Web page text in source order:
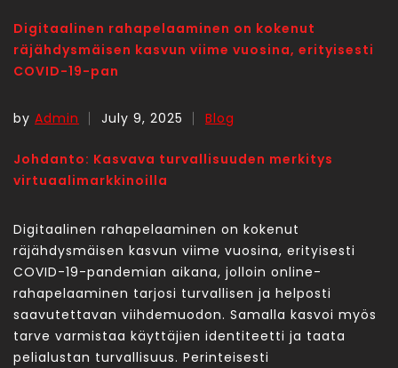
Digitaalinen rahapelaaminen on kokenut
räjähdysmäisen kasvun viime vuosina, erityisesti
COVID-19-pan
by Admin July 9, 2025 Blog
Johdanto: Kasvava turvallisuuden merkitys
virtuaalimarkkinoilla
Digitaalinen rahapelaaminen on kokenut
räjähdysmäisen kasvun viime vuosina, erityisesti
COVID-19-pandemian aikana, jolloin online-
rahapelaaminen tarjosi turvallisen ja helposti
saavutettavan viihdemuodon. Samalla kasvoi myös
tarve varmistaa käyttäjien identiteetti ja taata
pelialustan turvallisuus. Perinteisesti